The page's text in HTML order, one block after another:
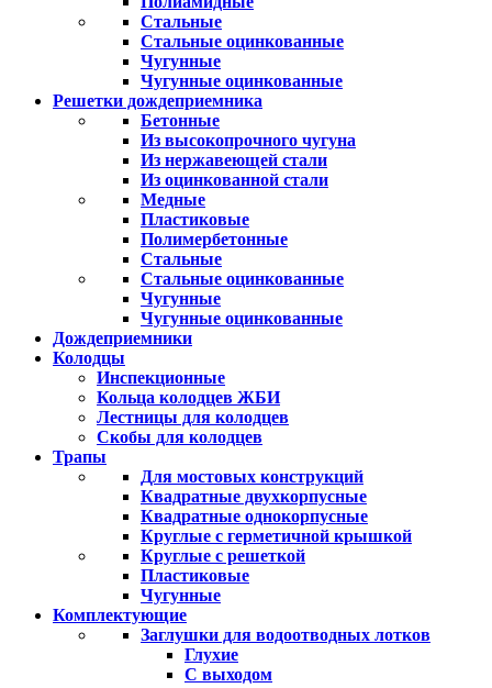
Стальные
Стальные оцинкованные
Чугунные
Чугунные оцинкованные
Решетки дождеприемника
Бетонные
Из высокопрочного чугуна
Из нержавеющей стали
Из оцинкованной стали
Медные
Пластиковые
Полимербетонные
Стальные
Стальные оцинкованные
Чугунные
Чугунные оцинкованные
Дождеприемники
Колодцы
Инспекционные
Кольца колодцев ЖБИ
Лестницы для колодцев
Скобы для колодцев
Трапы
Для мостовых конструкций
Квадратные двухкорпусные
Квадратные однокорпусные
Круглые с герметичной крышкой
Круглые с решеткой
Пластиковые
Чугунные
Комплектующие
Заглушки для водоотводных лотков
Глухие
С выходом